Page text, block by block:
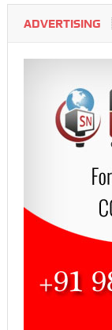
ADVERTISING